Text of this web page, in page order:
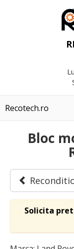
Recotech.ro
Bloc
Solicita